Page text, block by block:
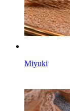
Miyuki